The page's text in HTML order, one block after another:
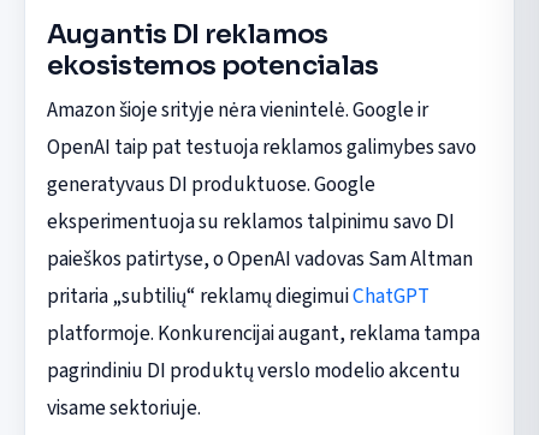
Augantis DI reklamos
ekosistemos potencialas
Amazon šioje srityje nėra vienintelė. Google ir
OpenAI taip pat testuoja reklamos galimybes savo
generatyvaus DI produktuose. Google
eksperimentuoja su reklamos talpinimu savo DI
paieškos patirtyse, o OpenAI vadovas Sam Altman
pritaria „subtilių“ reklamų diegimuiChatGPT
platformoje. Konkurencijai augant, reklama tampa
pagrindiniu DI produktų verslo modelio akcentu
visame sektoriuje.